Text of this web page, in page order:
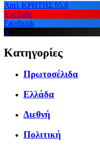
Ant1 ΚΡΗΤΗΣ 95.8
YouTube
Facebook
X
Κατηγορίες
Πρωτοσέλιδα
Ελλάδα
Διεθνή
Πολιτική